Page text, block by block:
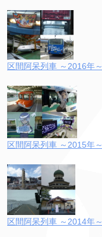
区間阿呆列車 ～2016年～
区間阿呆列車 ～2015年～
区間阿呆列車 ～2014年～